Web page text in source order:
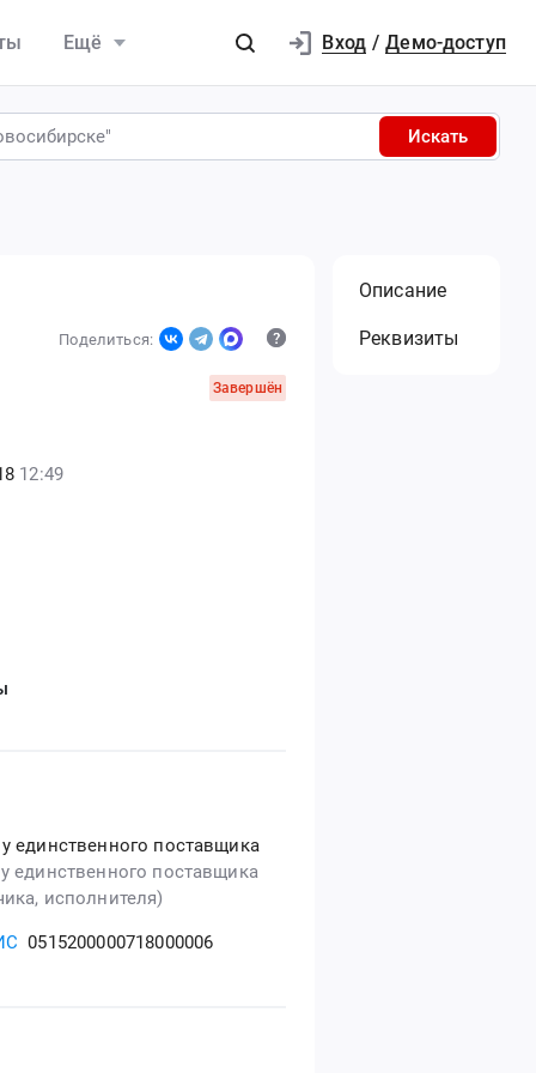
Ещё Вход / Демо-доступ
Искать
Поделиться:
Завершён
12:49
единственного поставщика
единственного поставщика
исполнителя)
0515200000718000006
Описание
Реквизиты